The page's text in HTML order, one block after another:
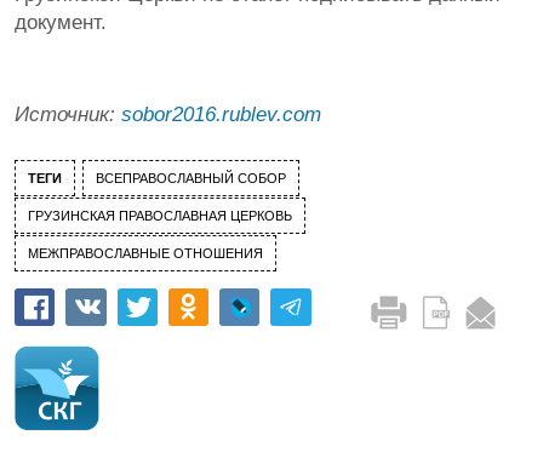
документ.
Источник: sobor2016.rublev.com
ТЕГИ ВСЕПРАВОСЛАВНЫЙ СОБОР
ГРУЗИНСКАЯ ПРАВОСЛАВНАЯ ЦЕРКОВЬ
МЕЖПРАВОСЛАВНЫЕ ОТНОШЕНИЯ